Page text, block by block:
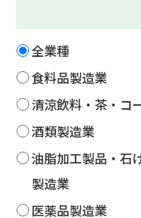
全業種
食料品製造業
清涼飲料・茶・コ
酒類製造業
油脂加工製品・石
製造業
医薬品製造業